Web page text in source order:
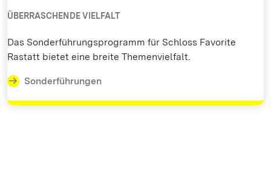
ÜBERRASCHENDE VIELFALT
Das Sonderführungsprogramm für Schloss Favorite
Rastatt bietet eine breite Themenvielfalt.
Sonderführungen